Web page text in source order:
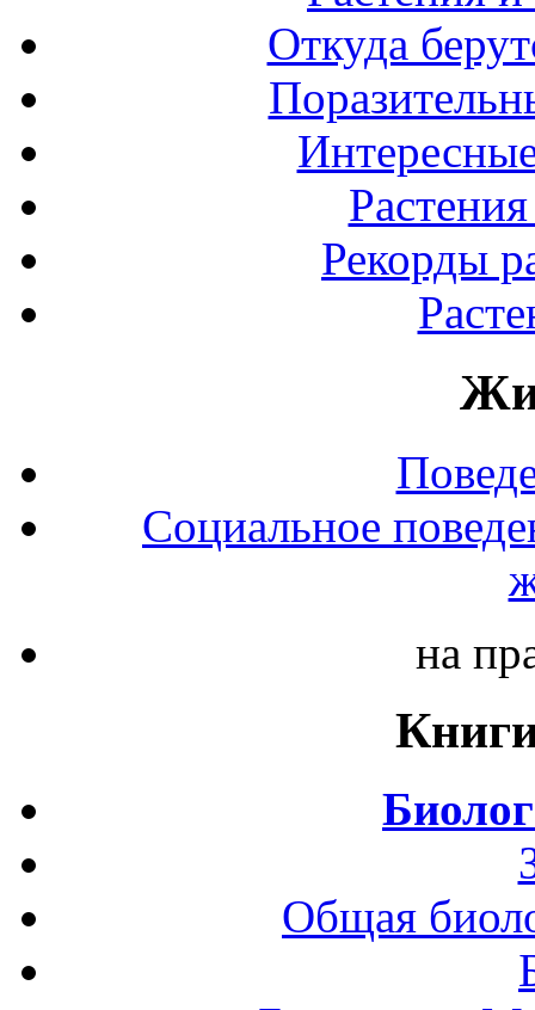
Откуда
Рекорды
Социальное
на
Общая